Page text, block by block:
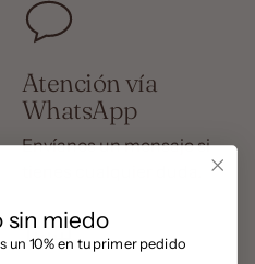
Atención vía
WhatsApp
Envíanos un mensaje si
sin miedo
un 10% en tu primer pedido